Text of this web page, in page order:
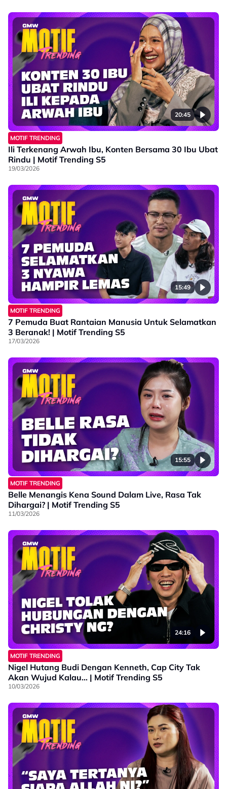
20:45
MOTIF TRENDING
Ili Terkenang Arwah Ibu, Konten Bersama 30 Ibu Ubat
Rindu | Motif Trending S5
19/03/2026
15:49
MOTIF TRENDING
7 Pemuda Buat Rantaian Manusia Untuk Selamatkan
3 Beranak! | Motif Trending S5
17/03/2026
15:55
MOTIF TRENDING
Belle Menangis Kena Sound Dalam Live, Rasa Tak
Dihargai? | Motif Trending S5
11/03/2026
24:16
MOTIF TRENDING
Nigel Hutang Budi Dengan Kenneth, Cap City Tak
Akan Wujud Kalau… | Motif Trending S5
10/03/2026